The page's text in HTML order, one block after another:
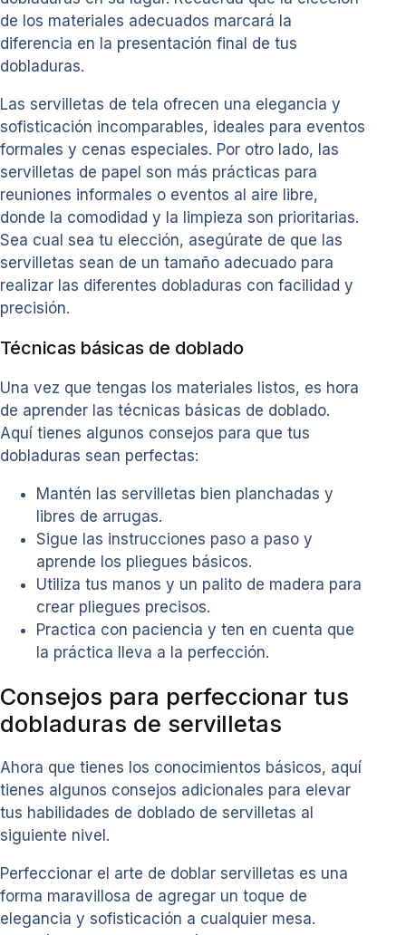
de los materiales adecuados marcará la
diferencia en la presentación final de tus
dobladuras.
Las servilletas de tela ofrecen una elegancia y
sofisticación incomparables, ideales para eventos
formales y cenas especiales. Por otro lado, las
servilletas de papel son más prácticas para
reuniones informales o eventos al aire libre,
donde la comodidad y la limpieza son prioritarias.
Sea cual sea tu elección, asegúrate de que las
servilletas sean de un tamaño adecuado para
realizar las diferentes dobladuras con facilidad y
precisión.
Técnicas básicas de doblado
Una vez que tengas los materiales listos, es hora
de aprender las técnicas básicas de doblado.
Aquí tienes algunos consejos para que tus
dobladuras sean perfectas:
Mantén las servilletas bien planchadas y
libres de arrugas.
Sigue las instrucciones paso a paso y
aprende los pliegues básicos.
Utiliza tus manos y un palito de madera para
crear pliegues precisos.
Practica con paciencia y ten en cuenta que
la práctica lleva a la perfección.
Consejos para perfeccionar tus
dobladuras de servilletas
Ahora que tienes los conocimientos básicos, aquí
tienes algunos consejos adicionales para elevar
tus habilidades de doblado de servilletas al
siguiente nivel.
Perfeccionar el arte de doblar servilletas es una
forma maravillosa de agregar un toque de
elegancia y sofisticación a cualquier mesa.